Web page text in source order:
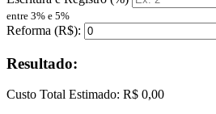
entre 3% e 5%
Reforma (R$):
Resultado:
Custo Total Estimado: R$ 0,00